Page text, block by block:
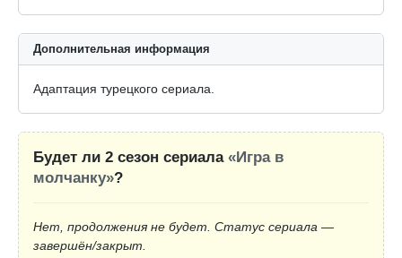
Дополнительная информация
Адаптация турецкого сериала.
Будет ли 2 сезон сериала «Игра в
молчанку»?
Нет, продолжения не будет. Статус сериала —
завершён/закрыт.